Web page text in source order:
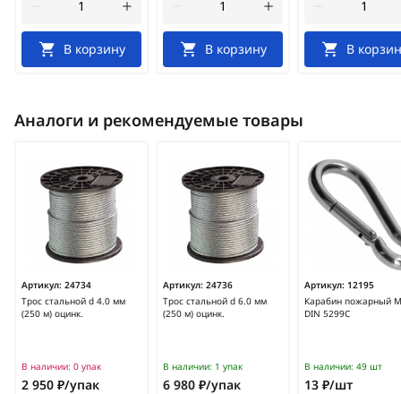
В корзину В корзину В
Аналоги и рекомендуемые товары
Артикул: 24734
Трос стальной d 4.0 мм
(250 м) оцинк.
В наличии: 0 упак
2 950 ₽/упак
Артикул: 24736
Трос стальной d 6.0 мм
(250 м) оцинк.
В наличии: 1 упак
6 980 ₽/упак
Артикул: 12195
Карабин пожарный
DIN 5299С
В наличии: 49 шт
13 ₽/шт